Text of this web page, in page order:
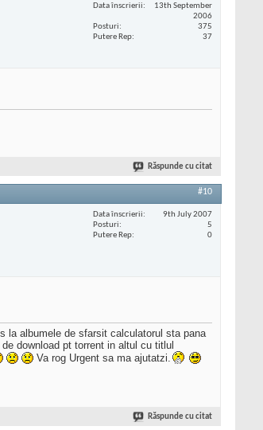
Data înscrierii
13th September
2006
Posturi
375
Putere Rep
37
Răspunde cu citat
#10
Data înscrierii
9th July 2007
Posturi
5
Putere Rep
0
la albumele de sfarsit calculatorul sta pana
download pt torrent in altul cu titlul
Va rog Urgent sa ma ajutatzi.
Răspunde cu citat